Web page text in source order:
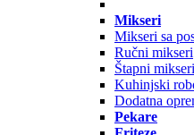
Mikseri
Mikseri sa
Ručni mikseri
Štapni mikseri
Kuhinjski
Dodatna
Pekare